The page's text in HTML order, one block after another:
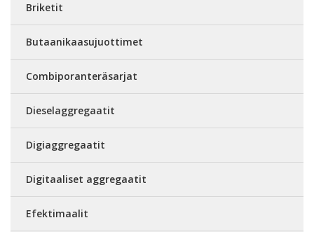
Briketit
Butaanikaasujuottimet
Combiporanteräsarjat
Dieselaggregaatit
Digiaggregaatit
Digitaaliset aggregaatit
Efektimaalit